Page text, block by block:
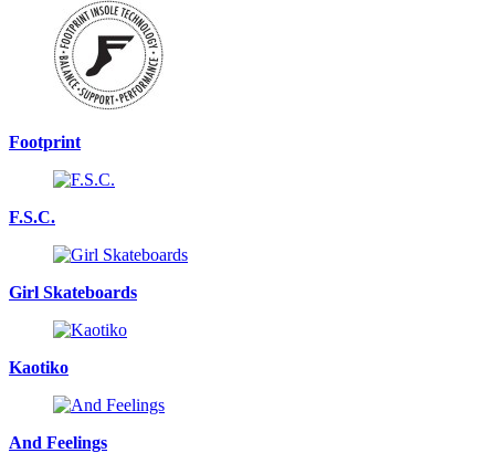
Footprint
F.S.C.
Girl Skateboards
Kaotiko
And Feelings